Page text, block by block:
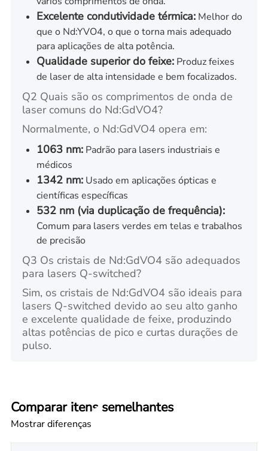
Excelente condutividade térmica:Melhor do
que o Nd:YVO4, o que o torna mais adequado
para aplicações de alta potência.
Qualidade superior do feixe:Produz feixes
de laser de alta intensidade e bem focalizados.
Q2 Quais são os comprimentos de onda de
laser comuns do Nd:GdVO4?
Normalmente, o Nd:GdVO4 opera em:
1063 nm:Padrão para lasers industriais e
médicos
1342 nm:Usado em aplicações ópticas e
científicas específicas
532 nm (via duplicação de frequência):
Comum para lasers verdes em telas e trabalhos
de precisão
Q3 Os cristais de Nd:GdVO4 são adequados
para lasers Q-switched?
Sim, os cristais de Nd:GdVO4 são ideais para
lasers Q-switched devido ao seu alto ganho
e excelente qualidade de feixe, produzindo
altas potências de pico e curtas durações de
pulso.
Comparar itens semelhantes
Mostrar diferenças